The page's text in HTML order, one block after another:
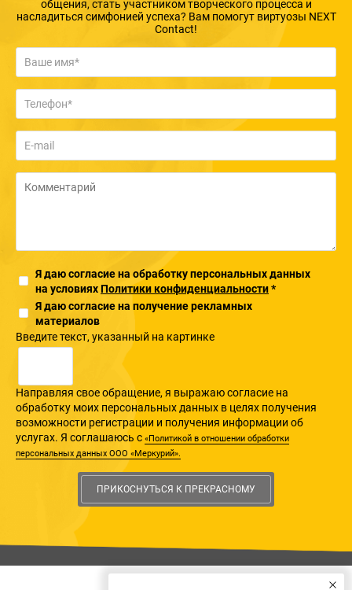
общения, стать участником творческого процесса и
насладиться симфонией успеха? Вам помогут виртуозы NEXT
Contact!
Я даю согласие на обработку персональных данных
на условиях Политики конфиденциальности*
Я даю согласие на получение рекламных
материалов
Введите текcт, указанный на картинке
Направляя свое обращение, я выражаю согласие на
обработку моих персональных данных в целях получения
возможности регистрации и получения информации об
услугах. Я соглашаюсь с «Политикой в отношении обработки
персональных данных ООО «Меркурий».
ПРИКОСНУТЬСЯ К ПРЕКРАСНОМУ